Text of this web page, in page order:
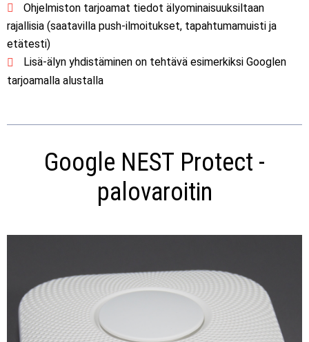
Ohjelmiston tarjoamat tiedot älyominaisuuksiltaan
rajallisia (saatavilla push-ilmoitukset, tapahtumamuisti ja
etätesti)
Lisä-älyn yhdistäminen on tehtävä esimerkiksi Googlen
tarjoamalla alustalla
Google NEST Protect -
palovaroitin